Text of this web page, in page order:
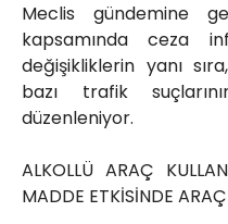
Meclis gündemine
kapsamında ceza
değişikliklerin yanı
bazı trafik
düzenleniyor.
ALKOLLÜ ARAÇ
MADDE ETKİSİNDE